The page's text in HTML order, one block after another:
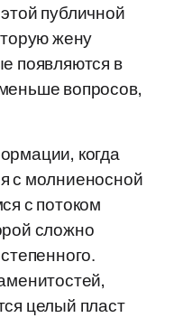
публичной
жену
появляются в
вопросов,
когда
с молниеносной
с потоком
сложно
целый пласт